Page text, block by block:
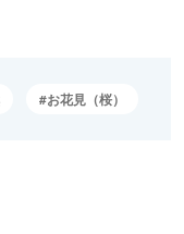
お花見（桜）